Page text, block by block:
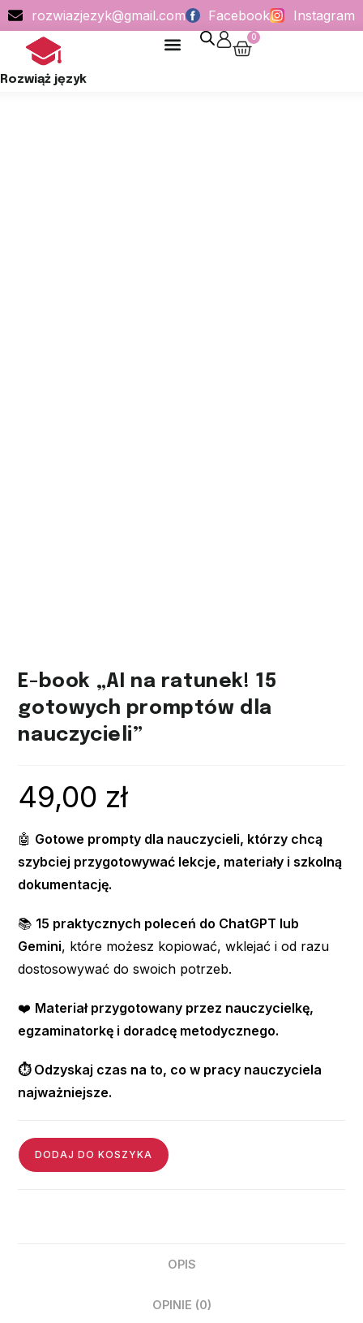
rozwiazjezyk@gmail.com Facebook Instagram
Rozwiąż język
0
E-book „AI na ratunek! 15
gotowych promptów dla
nauczycieli”
49,00 zł
🤖 Gotowe prompty dla nauczycieli, którzy chcą
szybciej przygotowywać lekcje, materiały i szkolną
dokumentację.
📚 15 praktycznych poleceń do ChatGPT lub
Gemini, które możesz kopiować, wklejać i od razu
dostosowywać do swoich potrzeb.
❤️ Materiał przygotowany przez nauczycielkę,
egzaminatorkę i doradcę metodycznego.
⏱️ Odzyskaj czas na to, co w pracy nauczyciela
najważniejsze.
DODAJ DO KOSZYKA
OPIS
OPINIE (0)